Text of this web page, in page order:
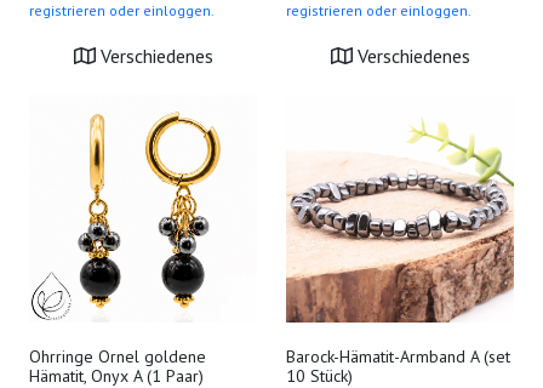
registrieren oder einloggen.
Verschiedenes
registrieren oder einloggen.
Verschiedenes
Ohrringe Ornel goldene
Hämatit, Onyx A (1 Paar)
Barock-Hämatit-Armband A (set
10 Stück)